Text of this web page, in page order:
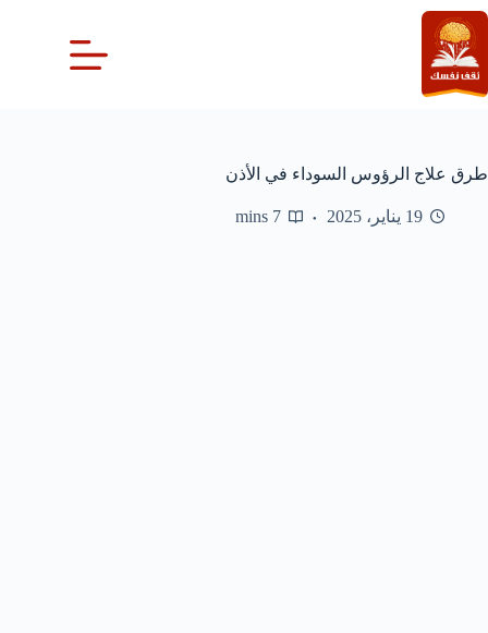
التجاوز
إلى
المحتوى
طرق علاج الرؤوس السوداء في الأذن
19 يناير، 2025 7 mins